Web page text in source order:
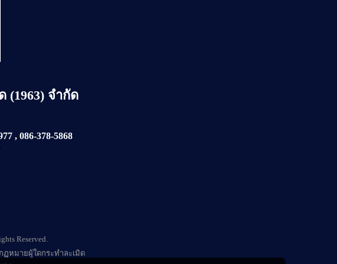
(1963) จำกัด
, 086-378-5868
Reserved.
หมายผู้ใดกระทำละเมิด